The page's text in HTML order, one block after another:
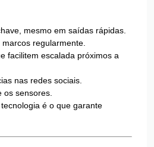
mesmo em saídas rápidas.
regularmente.
facilitem escalada próximos a
nas redes sociais.
os sensores.
é o que garante